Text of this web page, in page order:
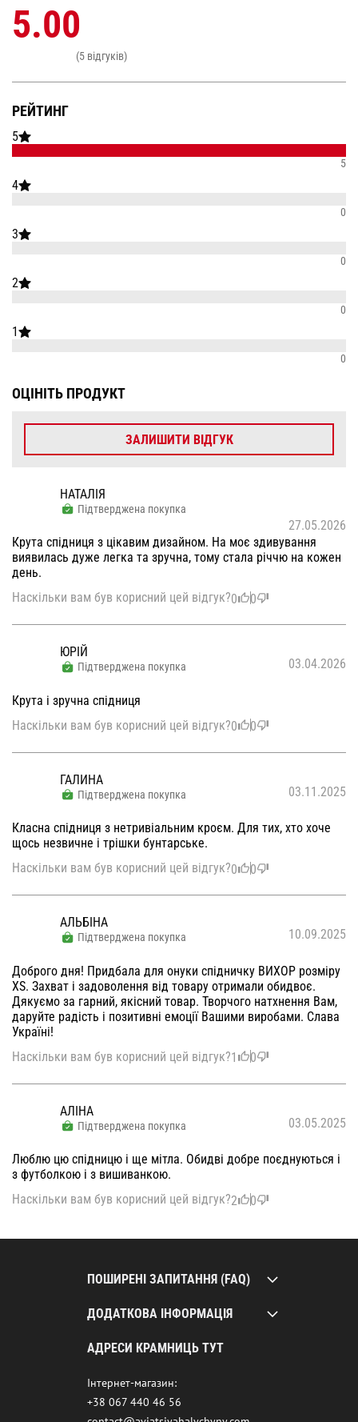
РЕЙТИНГ
5
5
4
0
3
0
2
0
1
0
5.00
(5 відгуків)
ОЦІНІТЬ ПРОДУКТ
ЗАЛИШИТИ ВІДГУК
НАТАЛІЯ
Підтверджена покупка
27.05.2026
Крута спідниця з цікавим дизайном. На моє здивування
виявилась дуже легка та зручна, тому стала річчю на кожен
день.
Наскільки вам був корисний цей відгук?0 0
ЮРІЙ
Підтверджена покупка 03.04.2026
Крута і зручна спідниця
Наскільки вам був корисний цей відгук?0 0
ГАЛИНА
Підтверджена покупка 03.11.2025
Класна спідниця з нетривіальним кроєм. Для тих, хто хоче
щось незвичне і трішки бунтарське.
Наскільки вам був корисний цей відгук?0 0
АЛЬБІНА
Підтверджена покупка 10.09.2025
Доброго дня! Придбала для онуки спідничку ВИХОР розміру
XS. Захват і задоволення від товару отримали обидвоє.
Дякуємо за гарний, якісний товар. Творчого натхнення Вам,
даруйте радість і позитивні емоції Вашими виробами. Слава
Україні!
Наскільки вам був корисний цей відгук?1 0
АЛІНА
Підтверджена покупка 03.05.2025
Люблю цю спідницю і ще мітла. Обидві добре поєднуються і
з футболкою і з вишиванкою.
Наскільки вам був корисний цей відгук?2 0
ПОШИРЕНІ ЗАПИТАННЯ (FAQ)
ДОДАТКОВА ІНФОРМАЦІЯ
АДРЕСИ КРАМНИЦЬ ТУТ
Інтернет-магазин:
+38 067 440 46 56